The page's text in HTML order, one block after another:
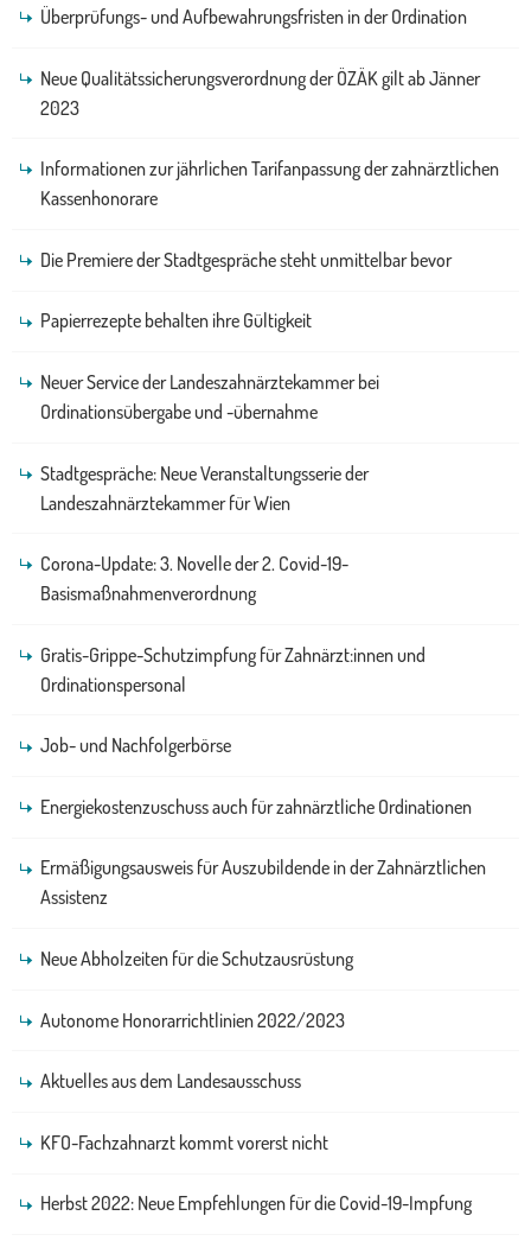
Überprüfungs- und Aufbewahrungsfristen in der Ordination
Neue Qualitätssicherungsverordnung der ÖZÄK gilt ab Jänner
2023
Informationen zur jährlichen Tarifanpassung der zahnärztlichen
Kassenhonorare
Die Premiere der Stadtgespräche steht unmittelbar bevor
Papierrezepte behalten ihre Gültigkeit
Neuer Service der Landeszahnärztekammer bei
Ordinationsübergabe und -übernahme
Stadtgespräche: Neue Veranstaltungsserie der
Landeszahnärztekammer für Wien
Corona-Update: 3. Novelle der 2. Covid-19-
Basismaßnahmenverordnung
Gratis-Grippe-Schutzimpfung für Zahnärzt:innen und
Ordinationspersonal
Job- und Nachfolgerbörse
Energiekostenzuschuss auch für zahnärztliche Ordinationen
Ermäßigungsausweis für Auszubildende in der Zahnärztlichen
Assistenz
Neue Abholzeiten für die Schutzausrüstung
Autonome Honorarrichtlinien 2022/2023
Aktuelles aus dem Landesausschuss
KFO-Fachzahnarzt kommt vorerst nicht
Herbst 2022: Neue Empfehlungen für die Covid-19-Impfung